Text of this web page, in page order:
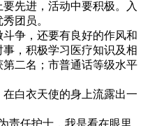
要先进，活动中要积极。入
团员。
争，还要有良好的作风和
，积极学习医疗知识及相
二名；市普通话等级水平
白衣天使的身上流露出一
责任护士，我是看在眼里